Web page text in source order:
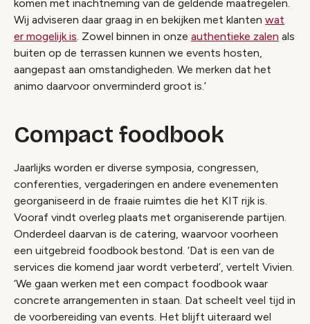
komen met inachtneming van de geldende maatregelen.
Wij adviseren daar graag in en bekijken met klanten wat
er mogelijk is. Zowel binnen in onze authentieke zalen als
buiten op de terrassen kunnen we events hosten,
aangepast aan omstandigheden. We merken dat het
animo daarvoor onverminderd groot is.’
Compact foodbook
Jaarlijks worden er diverse symposia, congressen,
conferenties, vergaderingen en andere evenementen
georganiseerd in de fraaie ruimtes die het KIT rijk is.
Vooraf vindt overleg plaats met organiserende partijen.
Onderdeel daarvan is de catering, waarvoor voorheen
een uitgebreid foodbook bestond. ‘Dat is een van de
services die komend jaar wordt verbeterd’, vertelt Vivien.
‘We gaan werken met een compact foodbook waar
concrete arrangementen in staan. Dat scheelt veel tijd in
de voorbereiding van events. Het blijft uiteraard wel